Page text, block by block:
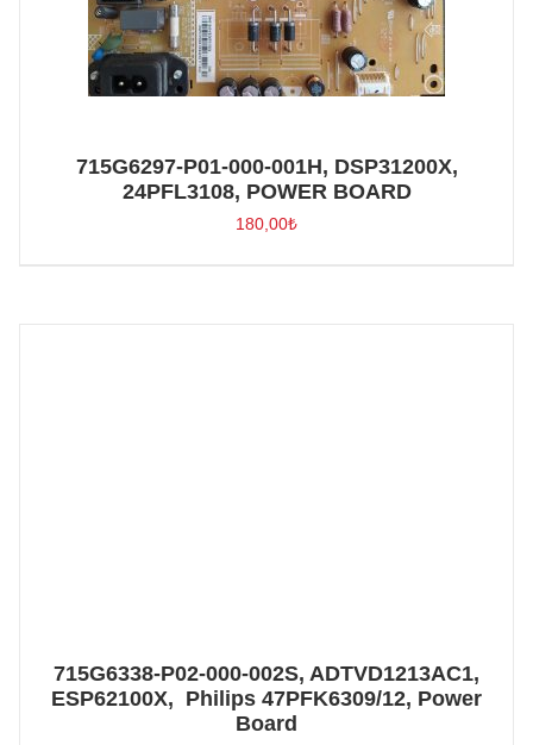
715G6297-P01-000-001H, DSP31200X,
24PFL3108, POWER BOARD
180,00₺
715G6338-P02-000-002S, ADTVD1213AC1,
ESP62100X, Philips 47PFK6309/12, Power
Board